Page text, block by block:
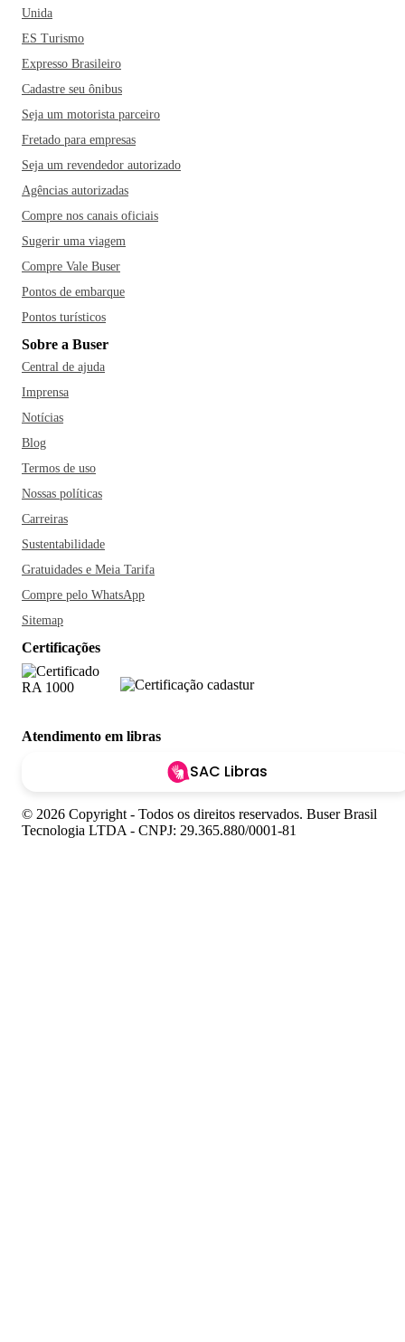
Unida
ES Turismo
Expresso Brasileiro
Cadastre seu ônibus
Seja um motorista parceiro
Fretado para empresas
Seja um revendedor autorizado
Agências autorizadas
Compre nos canais oficiais
Sugerir uma viagem
Compre Vale Buser
Pontos de embarque
Pontos turísticos
Sobre a Buser
Central de ajuda
Imprensa
Notícias
Blog
Termos de uso
Nossas políticas
Carreiras
Sustentabilidade
Gratuidades e Meia Tarifa
Compre pelo WhatsApp
Sitemap
Certificações
Atendimento em libras
SAC Libras
© 2026 Copyright - Todos os direitos reservados. Buser Brasil
Tecnologia LTDA - CNPJ: 29.365.880/0001-81